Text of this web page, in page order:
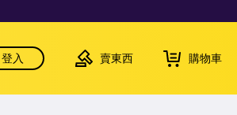
登入 賣東西 購物車